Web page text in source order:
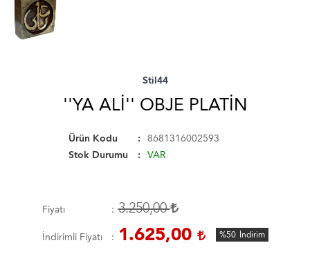
Stil44
''YA ALI'' OBJE PLATIN
Ürün Kodu
8681316002593
Stok Durumu
VAR
Fiyatı 3.250,00
İndirimli Fiyatı 1.625,00 %50 İndirim